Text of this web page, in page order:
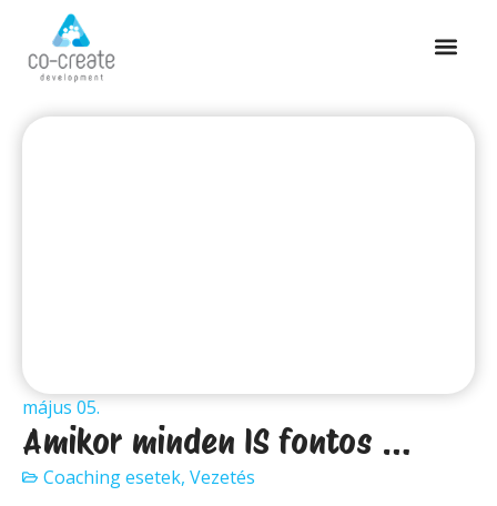
május 05.
Amikor minden IS fontos …
Coaching esetek, Vezetés